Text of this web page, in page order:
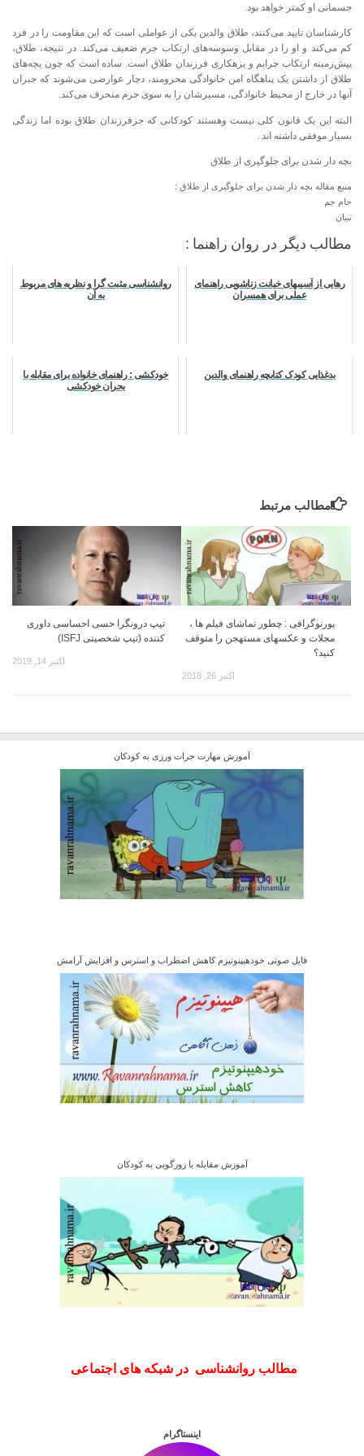
جسمانی او کمتر خواهد بود.
کارشناسان تایید می‌کنند، طلاق والدین یکی از عواملی است که این مقاومت را در فرد
کم می‌کند و او را در مقابل وسوسه‌های ارتکاب جرم ضعیف می‌کند. در نتیجه، طلاق،
پیش‌زمینه ارتکاب جرایم و بزهکاری فرزندان طلاق است. ساده است که چون بچه‌های
طلاق از داشتن یک پناهگاه امن خانوادگی محرومند، دچار عوارضی می‌شوند که جبران
آنها در خارج از محیط خانوادگی، مسیرشان را به سوی جرم منحرف می‌کند.
البته این یک قانون کلی نیست وهستند کودکانی که جزفرزندان طلاق بوده اما زندگی
بسیار موفقی داشته اند .
بچه دار شدن برای جلوگیری از طلاق
منبع مقاله بچه دار شدن برای جلوگیری از طلاق :
جام جم
تبیان
مطالب دیگر در روان راهنما :
رهایی از آسیبهای خیانت زناشویی راهنمای
عملی برای همسران
روانشناسی مثبت گرا و نظریه های مربوط
به آن
بدغذایی کودک کتابچه راهنمای والدین
خودکشی : راهنمای خانواده برای مقابله با
بحران خودکشی
مطالب مرتبط
تیپ درونگرا حسی احساسی داوری
کننده (تیپ شخصیتی ISFJ)
اکتبر 14, 2019
پورنوگرافی : چطور تماشای فیلم ها ،
مجلات و عکسهای مستهجن را متوقف
کنید؟
اکتبر 26, 2018
آموزش مقابله با زورگویی به کودکان
فایل صوتی خودهیپنوتیزم کاهش اضطراب و استرس و افزایش آرامش
آموزش مهارت جرات ورزی به کودکان
مطالب روانشناسی در شبکه های اجتماعی
اینستاگرام